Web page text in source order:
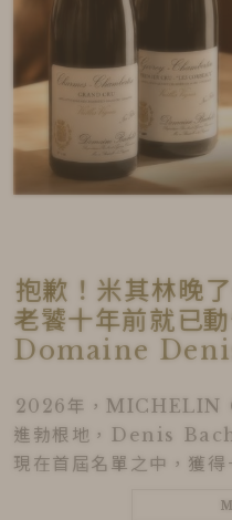
抱歉！米其林晚
老饕十年前就已
Domaine
2026年，MICHELIN
進勃根地，Denis
現在首屆名單之中，獲